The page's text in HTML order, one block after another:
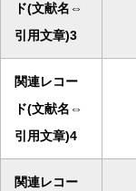
ド(文献名⇔
引用文章)3
関連レコー
ド(文献名⇔
引用文章)4
関連レコー